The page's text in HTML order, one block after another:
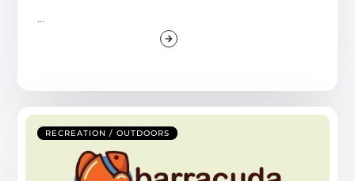
RECREATION / OUTDOORS